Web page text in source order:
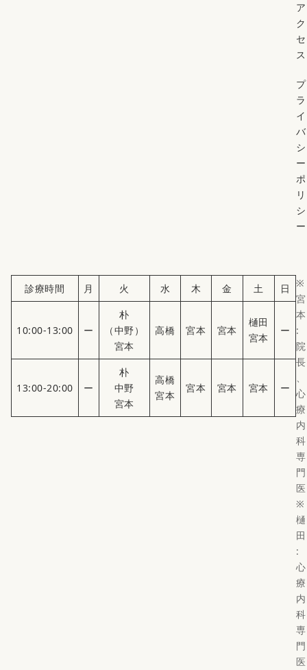
ア
ク
セ
ス
プ
ラ
イ
バ
シ
ー
ポ
リ
シ
ー
診療時間 月 火 水 木 金 土 日
10:00-13:00 ー
朴
（中野）
宮本
高橋 宮本 宮本
樋田
宮本
ー
13:00-20:00 ー
朴
中野
宮本
高橋
宮本
宮本 宮本 宮本 ー
※
宮
本
:
院
長
、
心
療
内
科
専
門
医
※
樋
田
:
心
療
内
科
専
門
医